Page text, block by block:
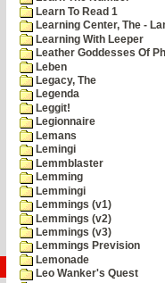
Learn To Read 1
Learning Center, The -
Learning With Leeper
Leather Goddesses Of
Leben
Legacy, The
Legenda
Leggit!
Legionnaire
Lemans
Lemingi
Lemmblaster
Lemming
Lemmingi
Lemmings (v1)
Lemmings (v2)
Lemmings (v3)
Lemmings Prevision
Lemonade
Leo Wanker's Quest